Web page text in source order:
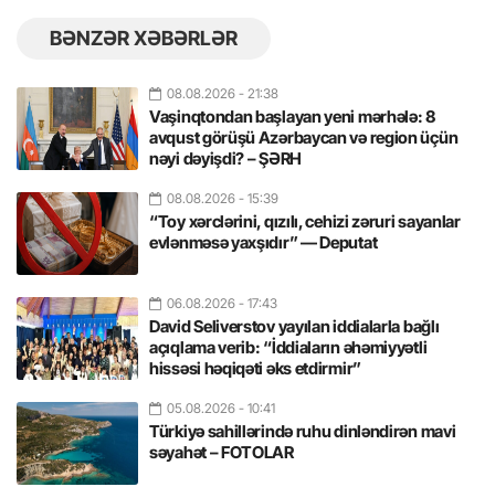
BƏNZƏR XƏBƏRLƏR
08.08.2026 - 21:38
Vaşinqtondan başlayan yeni mərhələ: 8
avqust görüşü Azərbaycan və region üçün
nəyi dəyişdi? – ŞƏRH
08.08.2026 - 15:39
“Toy xərclərini, qızılı, cehizi zəruri sayanlar
evlənməsə yaxşıdır” — Deputat
06.08.2026 - 17:43
David Seliverstov yayılan iddialarla bağlı
açıqlama verib: “İddiaların əhəmiyyətli
hissəsi həqiqəti əks etdirmir”
05.08.2026 - 10:41
Türkiyə sahillərində ruhu dinləndirən mavi
səyahət – FOTOLAR